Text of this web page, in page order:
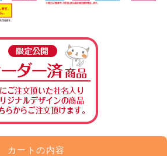
カートの内容